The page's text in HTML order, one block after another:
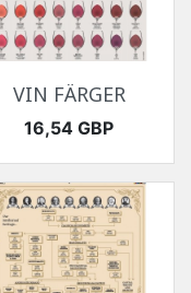
VIN FÄRGER
Pris
16,54 GBP